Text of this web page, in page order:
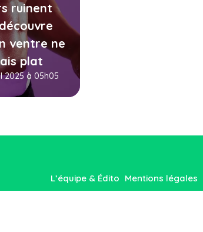
ruinent
ventre ne
plat
2025 à 05h05
L’équipe & Édito Mentions légales